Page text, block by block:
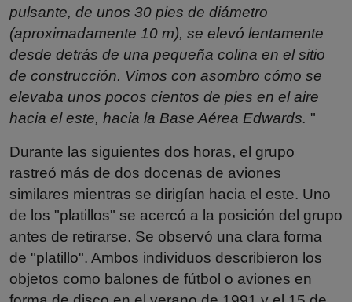
pulsante, de unos 30 pies de diámetro
(aproximadamente 10 m), se elevó lentamente
desde detrás de una pequeña colina en el sitio
de construcción. Vimos con asombro cómo se
elevaba unos pocos cientos de pies en el aire
hacia el este, hacia la Base Aérea Edwards. "
Durante las siguientes dos horas, el grupo
rastreó más de dos docenas de aviones
similares mientras se dirigían hacia el este. Uno
de los "platillos" se acercó a la posición del grupo
antes de retirarse. Se observó una clara forma
de "platillo". Ambos individuos describieron los
objetos como balones de fútbol o aviones en